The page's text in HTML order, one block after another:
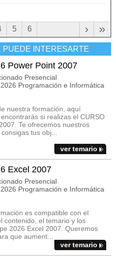
5 6 »
›
PUEDE INTERESARTE
Power Point 2007
Presencial
Programación e Informática
nuestra formación, aquí
si realizas el CURSO
Te ofrecemos nuestros
tus obj...
ver temario
Excel 2007
Presencial
Programación e Informática
es compatible con el
contenido, el temario y los
2026 Excel 2007. Queremos
que aument...
ver temario